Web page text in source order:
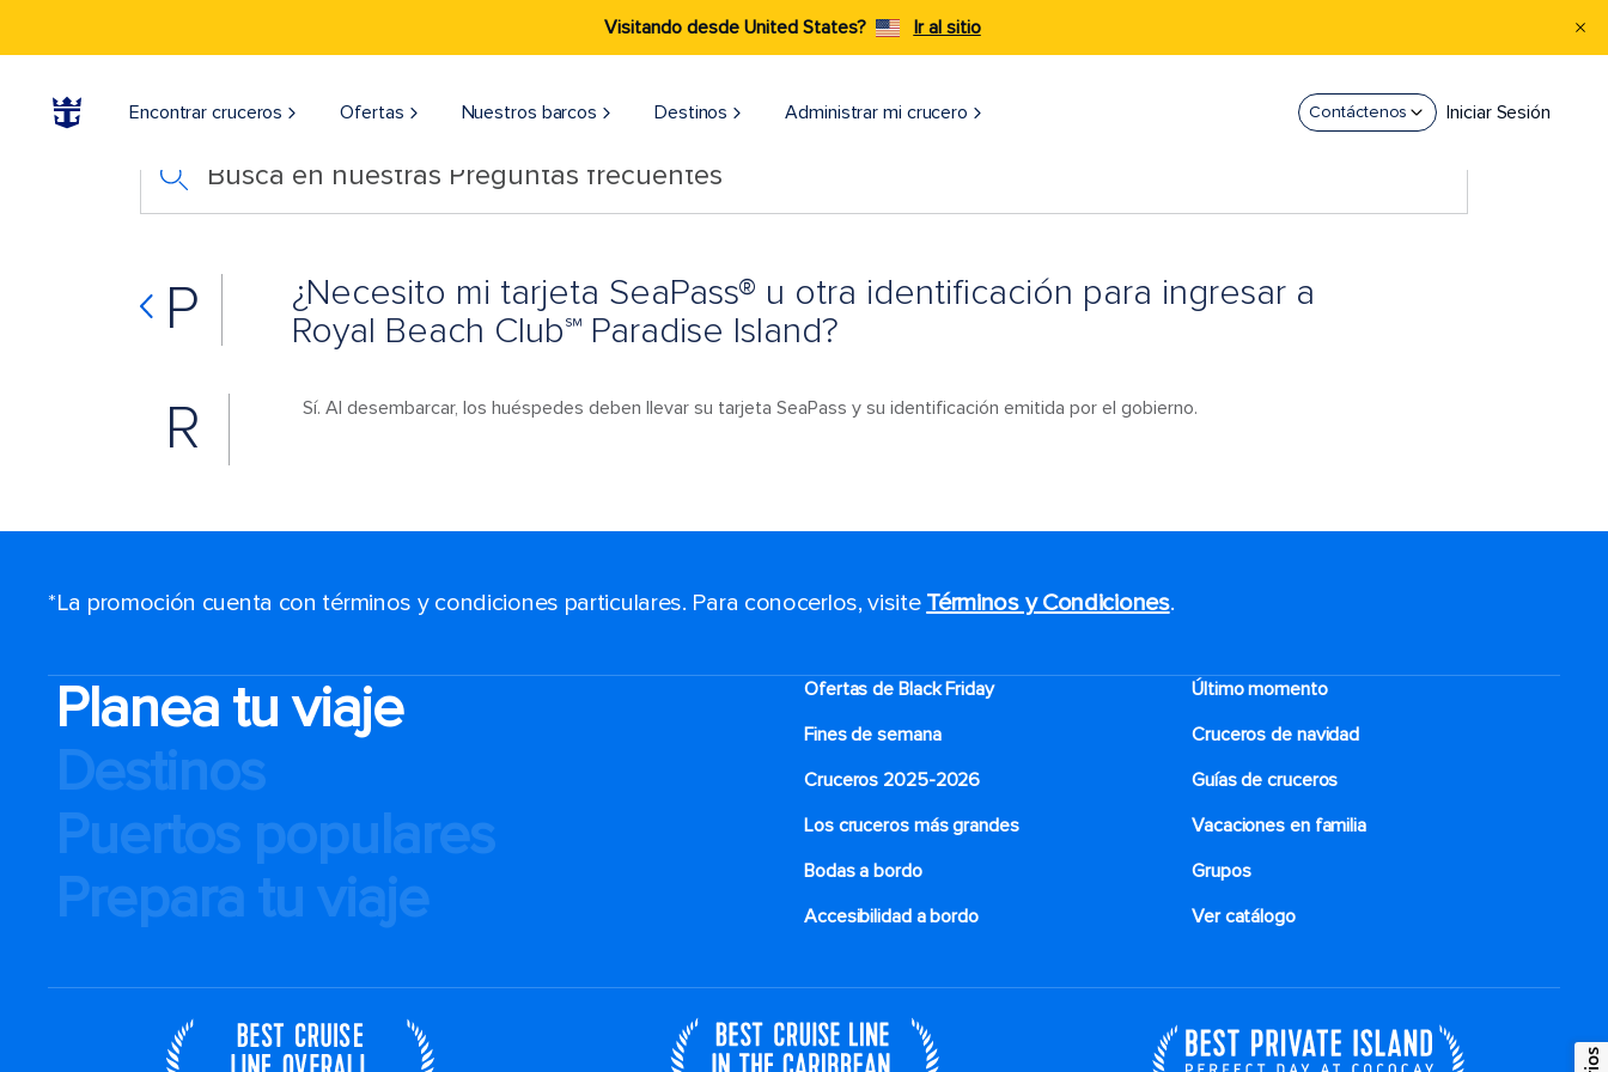
Visitando desde United States? Ir al sitio
Encontrar cruceros Ofertas Nuestros barcos Destinos Administrar mi crucero Contáctenos Iniciar Sesión
Busca en nuestras Preguntas frecuentes
P
¿Necesito mi tarjeta SeaPass® u otra identificación para ingresar a
Royal Beach Club℠ Paradise Island?
R Sí. Al desembarcar, los huéspedes deben llevar su tarjeta SeaPass y su identificación emitida por el gobierno.
*La promoción cuenta con términos y condiciones particulares. Para conocerlos, visite Términos y Condiciones.
Planea tu viaje
Destinos
Puertos populares
Prepara tu viaje
Ofertas de Black Friday
Último momento
Fines de semana
Cruceros de navidad
Cruceros 2025-2026
Guías de cruceros
Los cruceros más grandes
Vacaciones en familia
Bodas a bordo
Grupos
Accesibilidad a bordo
Ver catálogo